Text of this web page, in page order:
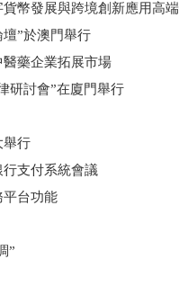
幣發展與跨境創新應用高
”於澳門舉行
藥企業拓展市場
研討會”在廈門舉行
舉行
支付系統會議
台功能
”